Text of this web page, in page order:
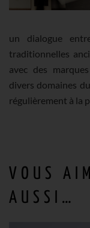
PROFONDES
un dialogue
traditionnelles
avec des
divers domaines
régulièrement à la
VOUS
AUSSI…